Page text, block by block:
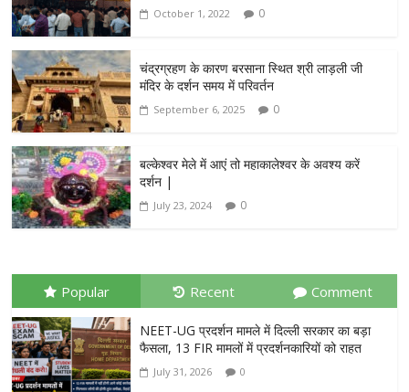
October 1, 2022 0
चंद्रग्रहण के कारण बरसाना स्थित श्री लाड़ली जी
मंदिर के दर्शन समय में परिवर्तन
September 6, 2025 0
बल्केश्वर मेले में आएं तो महाकालेश्वर के अवश्य करें
दर्शन |
July 23, 2024 0
Popular Recent Comment
NEET-UG प्रदर्शन मामले में दिल्ली सरकार का बड़ा
फैसला, 13 FIR मामलों में प्रदर्शनकारियों को राहत
July 31, 2026 0